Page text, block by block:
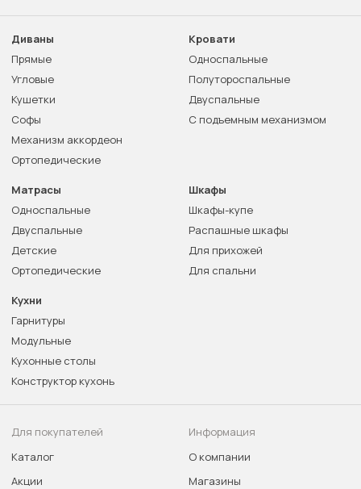
Диваны
Прямые
Угловые
Кушетки
Софы
Механизм аккордеон
Ортопедические
Кровати
Односпальные
Полутороспальные
Двуспальные
С подъемным механизмом
Матрасы
Односпальные
Двуспальные
Детские
Ортопедические
Шкафы
Шкафы-купе
Распашные шкафы
Для прихожей
Для спальни
Кухни
Гарнитуры
Модульные
Кухонные столы
Конструктор кухонь
Для покупателей
Каталог
Акции
Информация
О компании
Магазины